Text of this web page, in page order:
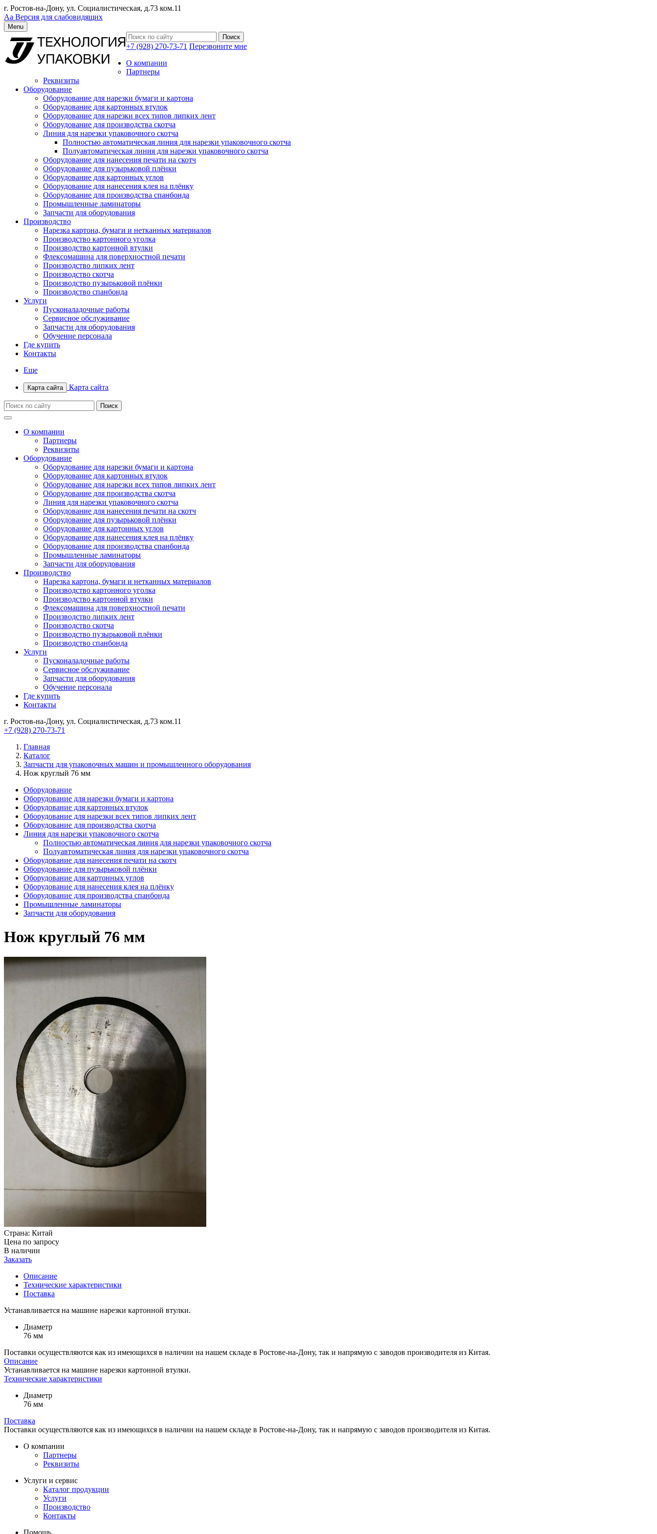
г. Ростов-на-Дону, ул. Социалистическая, д.73 ком.11
Аа Версия для слабовидящих
Menu
+7 (928) 270-73-71 Перезвоните мне
О компании
Партнеры
Реквизиты
Оборудование
Оборудование для нарезки бумаги и картона
Оборудование для картонных втулок
Оборудование для нарезки всех типов липких лент
Оборудование для производства скотча
Линия для нарезки упаковочного скотча
Полностью автоматическая линия для нарезки упаковочного скотча
Полуавтоматическая линия для нарезки упаковочного скотча
Оборудование для нанесения печати на скотч
Оборудование для пузырьковой плёнки
Оборудование для картонных углов
Оборудование для нанесения клея на плёнку
Оборудование для производства спанбонда
Промышленные ламинаторы
Запчасти для оборудования
Производство
Нарезка картона, бумаги и нетканных материалов
Производство картонного уголка
Производство картонной втулки
Флексомашина для поверхностной печати
Производство липких лент
Производство скотча
Производство пузырьковой плёнки
Производство спанбонда
Услуги
Пусконаладочные работы
Сервисное обслуживание
Запчасти для оборудования
Обучение персонала
Где купить
Контакты
Еще
Карта сайта Карта сайта
О компании
Партнеры
Реквизиты
Оборудование
Оборудование для нарезки бумаги и картона
Оборудование для картонных втулок
Оборудование для нарезки всех типов липких лент
Оборудование для производства скотча
Линия для нарезки упаковочного скотча
Оборудование для нанесения печати на скотч
Оборудование для пузырьковой плёнки
Оборудование для картонных углов
Оборудование для нанесения клея на плёнку
Оборудование для производства спанбонда
Промышленные ламинаторы
Запчасти для оборудования
Производство
Нарезка картона, бумаги и нетканных материалов
Производство картонного уголка
Производство картонной втулки
Флексомашина для поверхностной печати
Производство липких лент
Производство скотча
Производство пузырьковой плёнки
Производство спанбонда
Услуги
Пусконаладочные работы
Сервисное обслуживание
Запчасти для оборудования
Обучение персонала
Где купить
Контакты
г. Ростов-на-Дону, ул. Социалистическая, д.73 ком.11
+7 (928) 270-73-71
Главная
Каталог
Запчасти для упаковочных машин и промышленного оборудования
Нож круглый 76 мм
Оборудование
Оборудование для нарезки бумаги и картона
Оборудование для картонных втулок
Оборудование для нарезки всех типов липких лент
Оборудование для производства скотча
Линия для нарезки упаковочного скотча
Полностью автоматическая линия для нарезки упаковочного скотча
Полуавтоматическая линия для нарезки упаковочного скотча
Оборудование для нанесения печати на скотч
Оборудование для пузырьковой плёнки
Оборудование для картонных углов
Оборудование для нанесения клея на плёнку
Оборудование для производства спанбонда
Промышленные ламинаторы
Запчасти для оборудования
Нож круглый 76 мм
Страна: Китай
Цена по запросу
В наличии
Заказать
Описание
Технические характеристики
Поставка
Устанавливается на машине нарезки картонной втулки.
Диаметр
76 мм
Поставки осуществляются как из имеющихся в наличии на нашем складе в Ростове-на-Дону, так и напрямую с заводов производителя из Китая.
Описание
Устанавливается на машине нарезки картонной втулки.
Технические характеристики
Диаметр
76 мм
Поставка
Поставки осуществляются как из имеющихся в наличии на нашем складе в Ростове-на-Дону, так и напрямую с заводов производителя из Китая.
О компании
Партнеры
Реквизиты
Услуги и сервис
Каталог продукции
Услуги
Производство
Контакты
Помощь